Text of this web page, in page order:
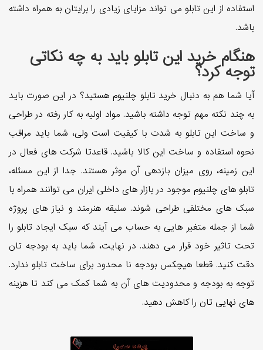
استفاده از این تابلو می تواند مزایای زیادی را برایتان به همراه داشته
باشد.
هنگام خرید این تابلو باید به چه نکاتی
توجه کرد؟
آیا شما هم به دنبال خرید تابلو چلنیوم هستید؟ در این صورت باید
به چند نکته مهم توجه داشته باشید. مواد اولیه به کار رفته در طراحی
و ساخت این تابلو به شدت با کیفیت است ولی، شما باید مراقب
نحوه استفاده و ساخت این کالا باشید. قاعدتا شرکت های فعال در
این زمینه، روی میزان بازدهی آن موثر هستند. جدا از این مسئله،
تابلو های چلنیوم موجود در بازار های داخلی ایران می توانند همراه با
سبک های مختلفی طراحی شوند. سلیقه هنرمند و نیاز های پروژه
شما از جمله متغیر هایی به حساب می آیند که سبک ایجاد تابلو را
تحت تاثیر خود قرار می دهند. در نهایت، شما باید به بودجه تان
دقت کنید. قطعا هیچکس بودجه نا محدود برای ساخت تابلو ندارد.
توجه به بودجه و محدودیت های آن به شما کمک می کند تا هزینه
های نهایی تان را کاهش دهید.